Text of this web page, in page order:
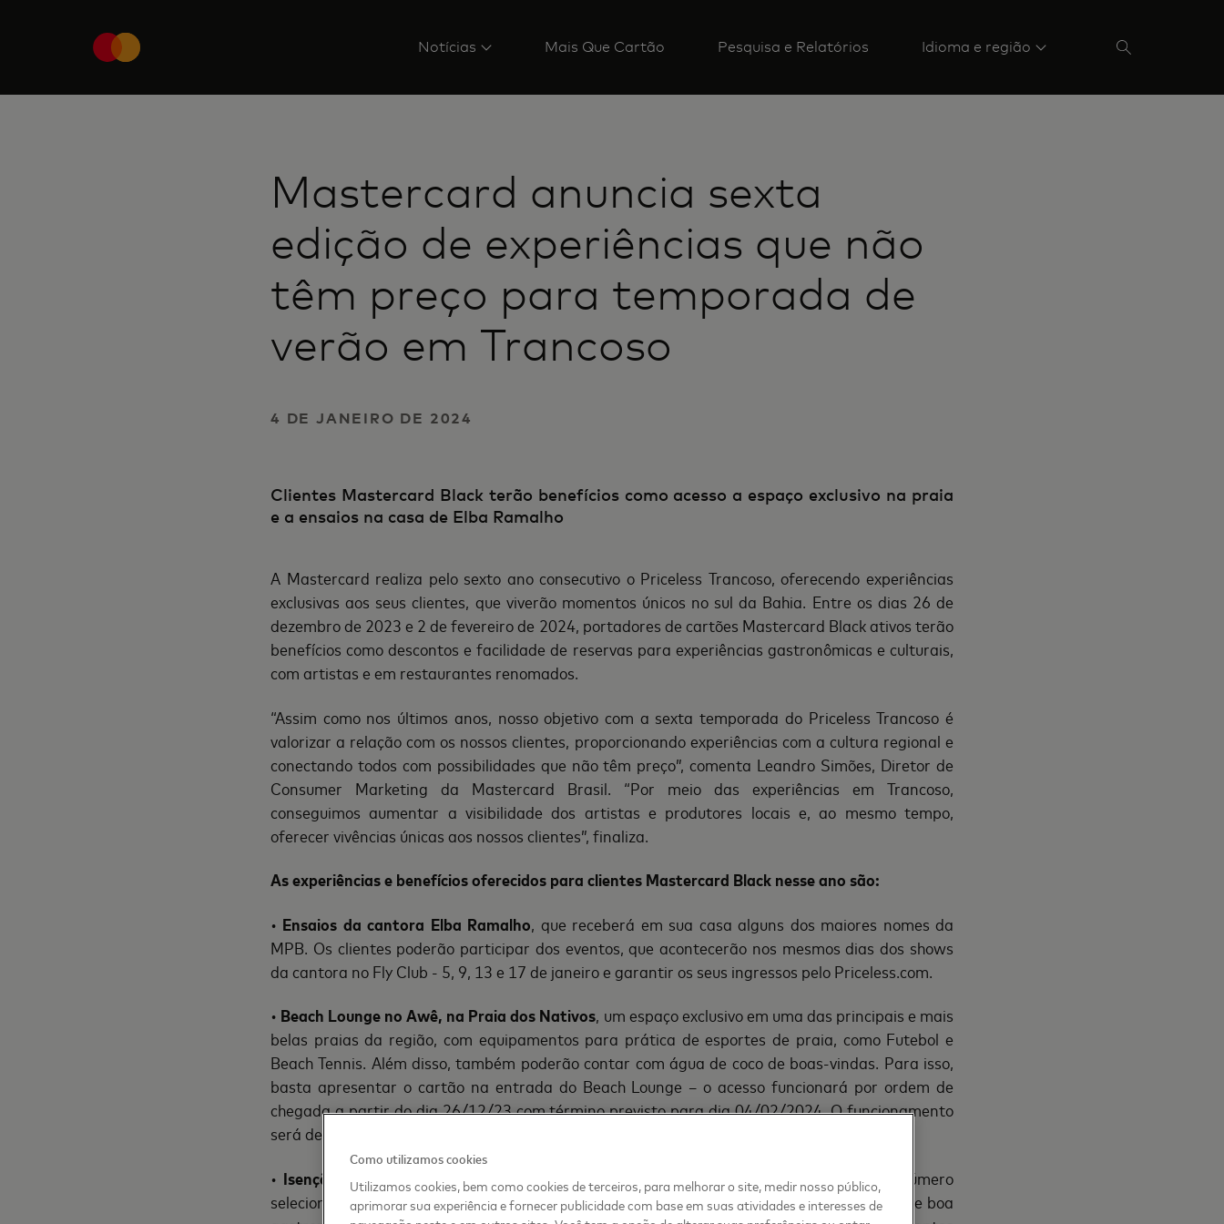
Notícias Mais Que Cartão Pesquisa e Relatórios Idioma e região
Mastercard anuncia sexta
edição de experiências que não
têm preço para temporada de
verão em Trancoso
4 DE JANEIRO DE 2024
Clientes Mastercard Black terão benefícios como acesso a espaço exclusivo na praia
e a ensaios na casa de Elba Ramalho
A Mastercard realiza pelo sexto ano consecutivo o Priceless Trancoso, oferecendo experiências
exclusivas aos seus clientes, que viverão momentos únicos no sul da Bahia. Entre os dias 26 de
dezembro de 2023 e 2 de fevereiro de 2024, portadores de cartões Mastercard Black ativos terão
benefícios como descontos e facilidade de reservas para experiências gastronômicas e culturais,
com artistas e em restaurantes renomados.
“Assim como nos últimos anos, nosso objetivo com a sexta temporada do Priceless Trancoso é
valorizar a relação com os nossos clientes, proporcionando experiências com a cultura regional e
conectando todos com possibilidades que não têm preço”, comenta Leandro Simões, Diretor de
Consumer Marketing da Mastercard Brasil. “Por meio das experiências em Trancoso,
conseguimos aumentar a visibilidade dos artistas e produtores locais e, ao mesmo tempo,
oferecer vivências únicas aos nossos clientes”, finaliza.
As experiências e benefícios oferecidos para clientes Mastercard Black nesse ano são:
• Ensaios da cantora Elba Ramalho , que receberá em sua casa alguns dos maiores nomes da
MPB. Os clientes poderão participar dos eventos, que acontecerão nos mesmos dias dos shows
da cantora no Fly Club - 5, 9, 13 e 17 de janeiro e garantir os seus ingressos pelo Priceless.com.
• Beach Lounge no Awê, na Praia dos Nativos, um espaço exclusivo em uma das principais e mais
belas praias da região, com equipamentos para prática de esportes de praia, como Futebol e
Beach Tennis. Além disso, também poderão contar com água de coco de boas-vindas. Para isso,
basta apresentar o cartão na entrada do Beach Lounge – o acesso funcionará por ordem de
chegada a partir do dia 26/12/23 com término previsto para dia 04/02/2024. O funcionamento
será de terça a domingo, das 10hs às 17hs.
• Isenção na taxa de rolha
da primeira garrafa de vinho e reserva de mesa para um número
selecionado de assentos via benefício de Concierge. Benefícios para que amantes de vinho e boa
Como utilizamos cookies
Utilizamos cookies, bem como cookies de terceiros, para melhorar o site, medir nosso público,
aprimorar sua experiência e fornecer publicidade com base em suas atividades e interesses de